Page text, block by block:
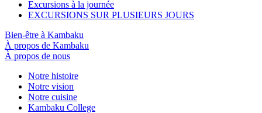
Excursions à la journée
EXCURSIONS SUR PLUSIEURS JOURS
Bien-être à Kambaku
À propos de Kambaku
À propos de nous
Notre histoire
Notre vision
Notre cuisine
Kambaku College